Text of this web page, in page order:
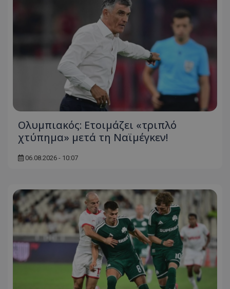
Ολυμπιακός: Ετοιμάζει «τριπλό
χτύπημα» μετά τη Ναϊμέγκεν!
06.08.2026 - 10:07